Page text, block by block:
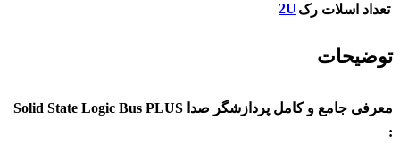
تعداد اسلات رک 2U
توضیحات
معرفی جامع و کامل پردازشگر صدا Solid State Logic Bus PLUS
: